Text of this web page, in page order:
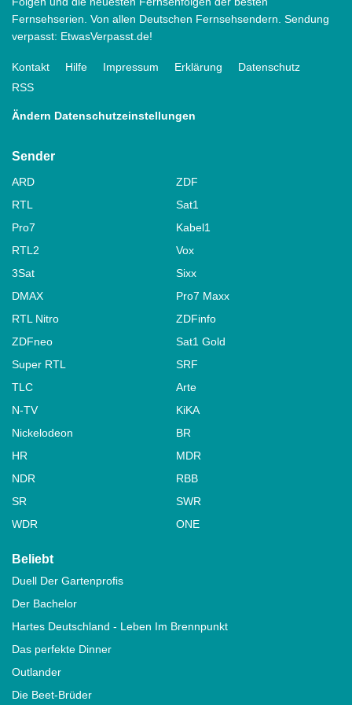
Fernsehserien. Von allen Deutschen Fernsehsendern. Sendung
verpasst: EtwasVerpasst.de!
Kontakt Hilfe Impressum Erklärung
Datenschutz
RSS
Ändern Datenschutzeinstellungen
Sender
ARD
ZDF
RTL
Sat1
Pro7
Kabel1
RTL2
Vox
3Sat
Sixx
DMAX
Pro7 Maxx
RTL Nitro
ZDFinfo
ZDFneo
Sat1 Gold
Super RTL
SRF
TLC
Arte
N-TV
KiKA
Nickelodeon
BR
HR
MDR
NDR
RBB
SR
SWR
WDR
ONE
Beliebt
Duell Der Gartenprofis
Der Bachelor
Hartes Deutschland - Leben Im Brennpunkt
Das perfekte Dinner
Outlander
Die Beet-Brüder